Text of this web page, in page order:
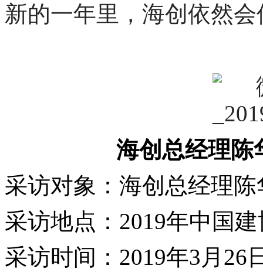
新的一年里，海创依然
海创总经理陈
采访对象：海创总经理陈
采访地点：2019年中国
采访时间：2019年3月26